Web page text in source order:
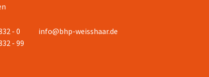
- 0
- 99
info@bhp-weisshaar.de